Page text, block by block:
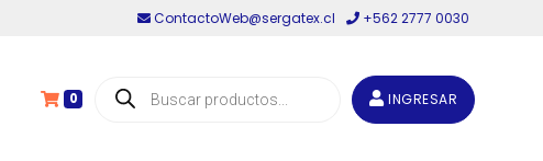
ContactoWeb@sergatex.cl +562 2777 0030
0
Búsqueda
de INGRESAR